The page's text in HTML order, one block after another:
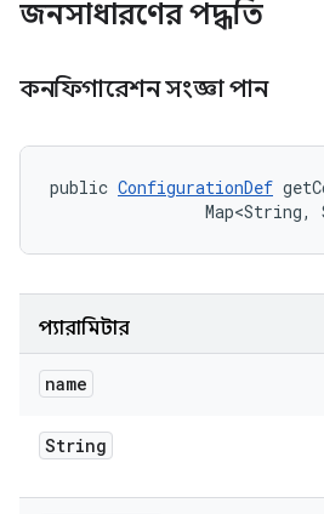
জনসাধারণের পদ্ধতি
কনফিগারেশন সংজ্ঞা পান
public ConfigurationDef
Map<String,
প্যারামিটার
name
String